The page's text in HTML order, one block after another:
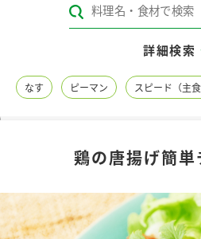
レシピカテゴリ一覧
レシピ名特集
商品情報
商品カテゴリ
詳細検索
なす ピーマン スピード（主食
鶏の唐揚げ簡単